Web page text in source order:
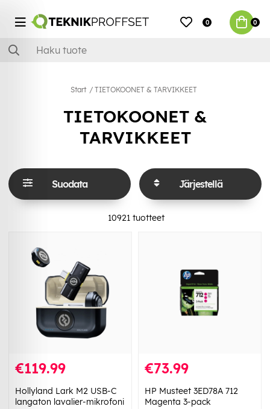
0 0
Start TIETOKOONET & TARVIKKEET
TIETOKOONET &
TARVIKKEET
Suodata Järjestellä
10921 tuotteet
€119.99
Hollyland Lark M2 USB-C
langaton lavalier-mikrofoni
€73.99
HP Musteet 3ED78A 712
Magenta 3-pack